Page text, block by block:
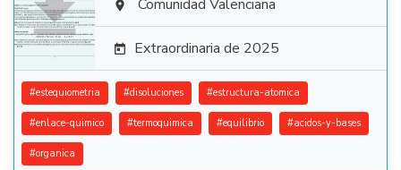
 Comunidad Valenciana
 Extraordinaria de 2025
#estequiometria #disoluciones #estructura-atomica
#enlace-quimico #termoquimica #equilibrio #acidos-y-bases
#organica